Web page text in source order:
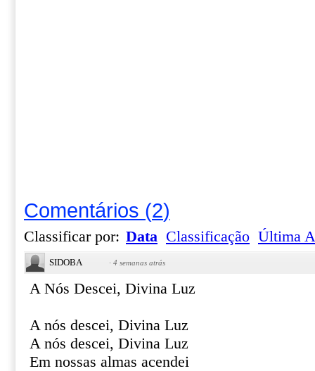
Comentários (2)
Classificar por: Data Classificação Última
SIDOBA · 4 semanas atrás
A Nós Descei, Divina Luz
A nós descei, Divina Luz
A nós descei, Divina Luz
Em nossas almas acendei